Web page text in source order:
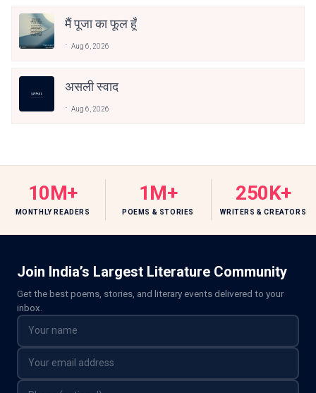
मैं पूजा का फूल हूँ
Aug 6, 2026
असली स्वाद
Aug 6, 2026
10M+
MONTHLY READERS
1M+
POEMS & STORIES
250K+
WRITERS & CREATORS
Join India’s Largest Literature Community
Get the best poems, stories, and literary events delivered to your
inbox.